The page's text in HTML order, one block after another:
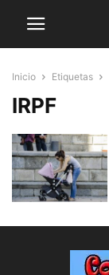
Inicio Etiquetas
IRPF